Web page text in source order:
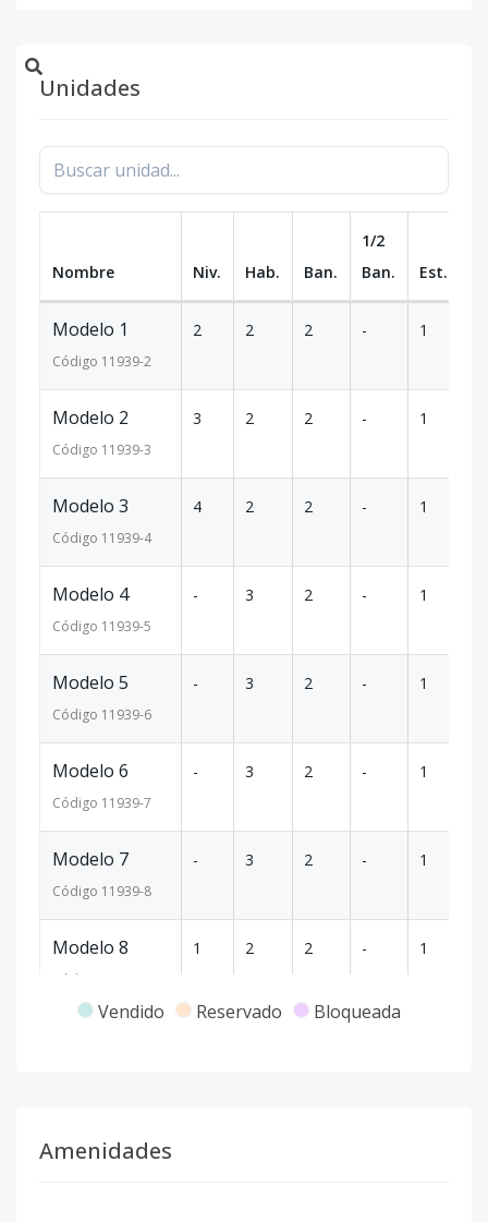
Unidades
Nombre Niv. Hab. Ban.
1/2
Ban.
Est.
Modelo 1
Código 11939-2
2 2 2 - 1
Modelo 2
Código 11939-3
3 2 2 - 1
Modelo 3
Código 11939-4
4 2 2 - 1
Modelo 4
Código 11939-5
- 3 2 - 1
Modelo 5
Código 11939-6
- 3 2 - 1
Modelo 6
Código 11939-7
- 3 2 - 1
Modelo 7
Código 11939-8
- 3 2 - 1
Modelo 8
Código
1 2 2 - 1
Vendido Reservado Bloqueada
Amenidades